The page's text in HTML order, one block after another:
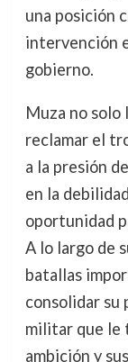
una posición
intervención
gobierno.
Muza no solo
reclamar el
a la presión
en la
oportunidad
A lo largo de
batallas
consolidar
militar que le
ambición y